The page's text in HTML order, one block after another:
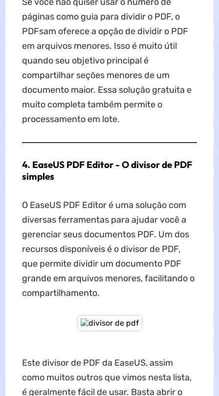
páginas como guia para dividir o PDF, o
PDFsam oferece a opção de dividir o PDF
em arquivos menores. Isso é muito útil
quando seu objetivo principal é
compartilhar seções menores de um
documento maior. Essa solução gratuita e
muito completa também permite o
processamento em lote.
4. EaseUS PDF Editor - O divisor de PDF
simples
O EaseUS PDF Editor é uma solução com
diversas ferramentas para ajudar você a
gerenciar seus documentos PDF. Um dos
recursos disponíveis é o divisor de PDF,
que permite dividir um documento PDF
grande em arquivos menores, facilitando o
compartilhamento.
Este divisor de PDF da EaseUS, assim
como muitos outros que vimos nesta lista,
é geralmente fácil de usar. Basta abrir o